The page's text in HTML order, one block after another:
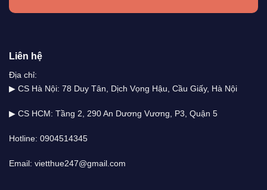
Liên hệ
Địa chỉ:
▶ CS Hà Nội: 78 Duy Tân, Dịch Vọng Hậu, Cầu Giấy, Hà Nội
▶ CS HCM: Tầng 2, 290 An Dương Vương, P3, Quận 5
Hotline: 0904514345
Email: vietthue247@gmail.com